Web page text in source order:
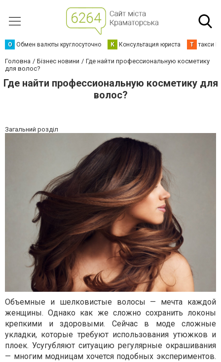
О Обмен валюты круглосуточно К Консультация юриста Т такси
Головна Бізнес новини
Где найти профессиональную косметику
для волос?
Где найти профессиональную косметику для
волос?
Загальний розділ
Объемные и шелковистые волосы — мечта каждой
женщины. Однако как же сложно сохранить локоны
крепкими и здоровыми. Сейчас в моде сложные
укладки, которые требуют использования утюжков и
плоек. Усугубляют ситуацию регулярные окрашивания
— многим модницам хочется подобных экспериментов.